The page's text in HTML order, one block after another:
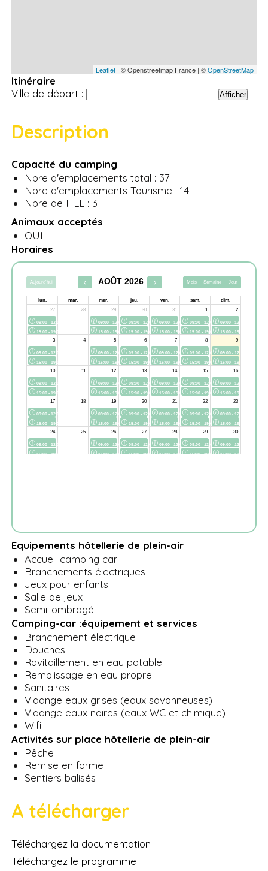
Leaflet| © Openstreetmap France | ©OpenStreetMap
Itinéraire
Ville de départ :
Description
Capacité du camping
Nbre d'emplacements total : 37
Nbre d'emplacements Tourisme : 14
Nbre de HLL : 3
Animaux acceptés
OUI
Horaires
Equipements hôtellerie de plein-air
Accueil camping car
Branchements électriques
Jeux pour enfants
Salle de jeux
Semi-ombragé
Camping-car :équipement et services
Branchement électrique
Douches
Ravitaillement en eau potable
Remplissage en eau propre
Sanitaires
Vidange eaux grises (eaux savonneuses)
Vidange eaux noires (eaux WC et chimique)
Wifi
Activités sur place hôtellerie de plein-air
Pêche
Remise en forme
Sentiers balisés
A télécharger
Téléchargez la documentation
Téléchargez le programme